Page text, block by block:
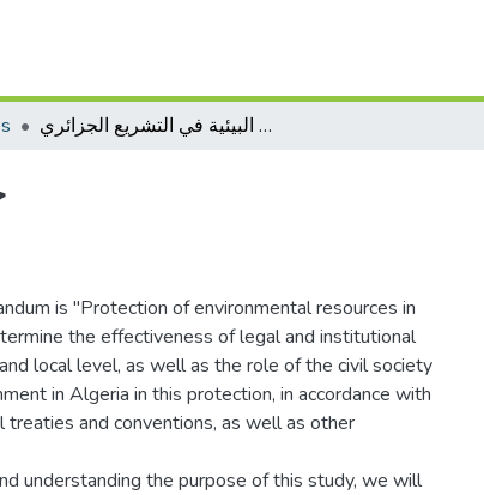
حماية الموارد البيئية في التشريع الجزائري
is "Protection of environmental resources in
the effectiveness of legal and institutional
local level, as well as the role of the civil society
in Algeria in this protection, in accordance with
treaties and conventions, as well as other
understanding the purpose of this study, we will